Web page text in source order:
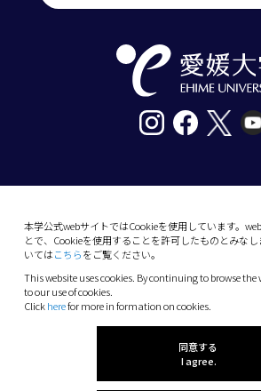
本学公式webサイトではCookieを使用しています。
とで、Cookieを使用することを許可したものとみな
いてはこちらをご覧ください。
This website uses cookies. By continuing to browse the
to our use of cookies.
Clickherefor more in formation on cookies.
同意する
I agree.
10-13 Dogo-Himata, Matsuyama,
Phone: +81 89-927-9000
(C) 2026 Ehime